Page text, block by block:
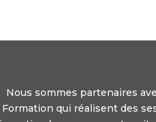
Nous sommes partenaires
Formation qui réalisent des